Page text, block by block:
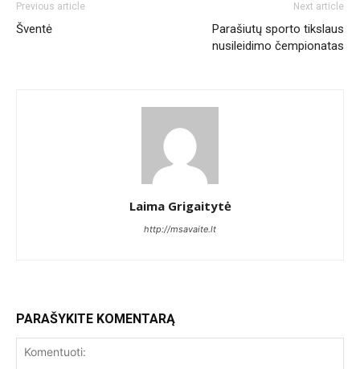
Previous article
Šventė
Next article
Parašiutų sporto tikslaus
nusileidimo čempionatas
Laima Grigaitytė
http://msavaite.lt
PARAŠYKITE KOMENTARĄ